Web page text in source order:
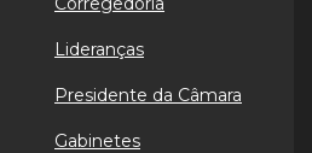
Lideranças
Presidente da Câmara
Gabinetes